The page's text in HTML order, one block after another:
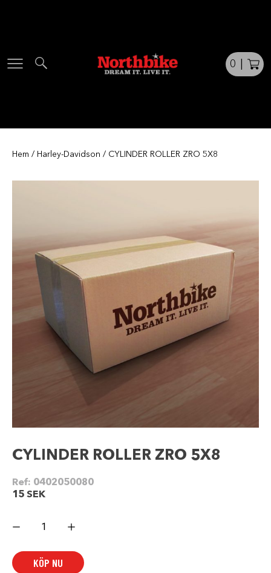
0
Hem / Harley-Davidson / CYLINDER ROLLER ZRO 5X8
CYLINDER ROLLER ZRO 5X8
Ref: 0402050080
15 SEK
ROLLER
mängd
KÖP NU